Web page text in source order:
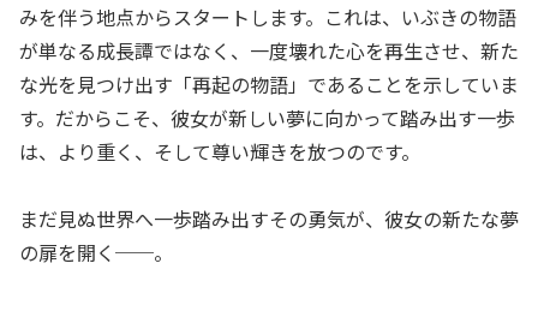
みを伴う地点からスタートします。これは、いぶきの物語
が単なる成長譚ではなく、一度壊れた心を再生させ、新た
な光を見つけ出す「再起の物語」であることを示していま
す。だからこそ、彼女が新しい夢に向かって踏み出す一歩
は、より重く、そして尊い輝きを放つのです。
まだ見ぬ世界へ一歩踏み出すその勇気が、彼女の新たな夢
の扉を開く──。